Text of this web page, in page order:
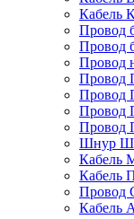
Кабель
Провод
Провод
Провод
Провод
Провод
Шнур
Кабель
Провод
Кабель